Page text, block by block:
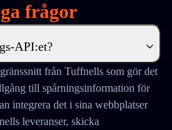
frågor
API:et?
från Tuffnells som gör det
till spårningsinformation för
integrera det i sina webbplatser
leveranser, skicka